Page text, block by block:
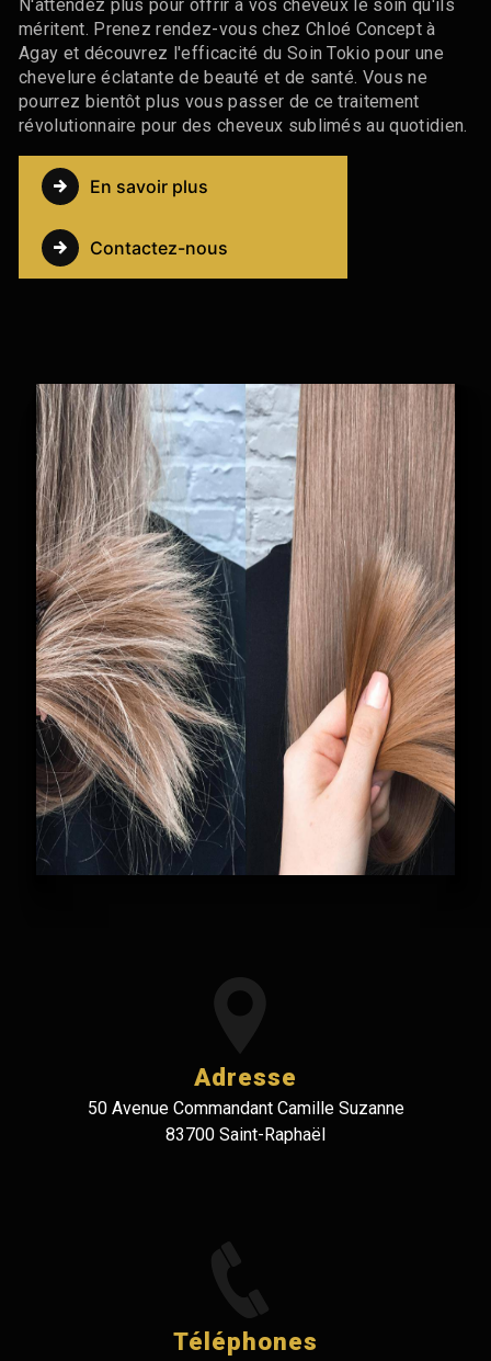
N'attendez plus pour offrir à vos cheveux le soin qu'ils
méritent. Prenez rendez-vous chez Chloé Concept à
Agay et découvrez l'efficacité du Soin Tokio pour une
chevelure éclatante de beauté et de santé. Vous ne
pourrez bientôt plus vous passer de ce traitement
révolutionnaire pour des cheveux sublimés au quotidien.
En savoir plus
Contactez-nous
Adresse
50 Avenue Commandant Camille Suzanne
83700 Saint-Raphaël
Téléphones